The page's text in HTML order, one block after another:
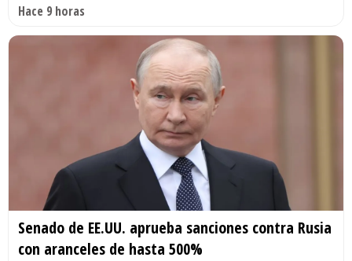
Hace 9 horas
Senado de EE.UU. aprueba sanciones contra Rusia
con aranceles de hasta 500%